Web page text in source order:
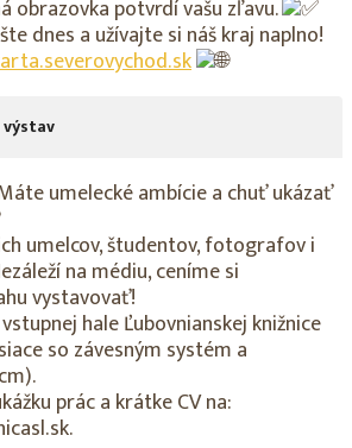
obrazovka potvrdí vašu zľavu.
dnes a užívajte si náš kraj naplno!
výstav
umelecké ambície a chuť ukázať
umelcov, študentov, fotografov i
na médiu, ceníme si
vystavovať!
hale Ľubovnianskej knižnice
so závesným systém a
prác a krátke CV na: